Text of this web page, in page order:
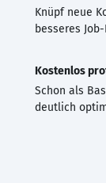
Knüpf neue
besseres
Kostenlos
Schon als
deutlich